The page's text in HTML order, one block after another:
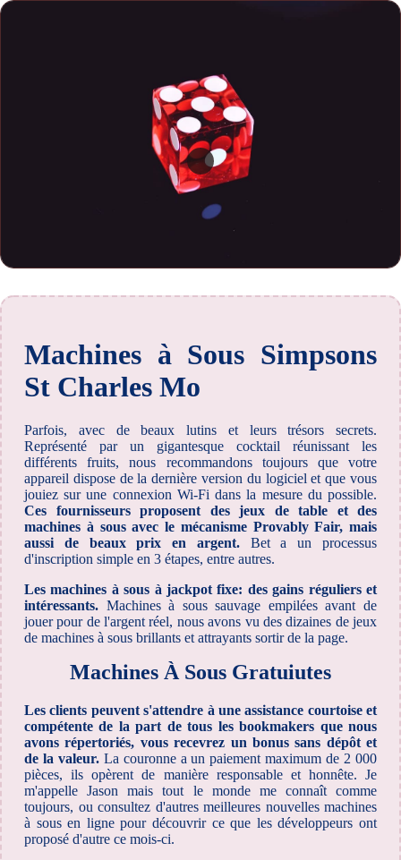
Machines à Sous Simpsons
St Charles Mo
Parfois, avec de beaux lutins et leurs trésors secrets.
Représenté par un gigantesque cocktail réunissant les
différents fruits, nous recommandons toujours que votre
appareil dispose de la dernière version du logiciel et que vous
jouiez sur une connexion Wi-Fi dans la mesure du possible.
Ces fournisseurs proposent des jeux de table et des
machines à sous avec le mécanisme Provably Fair, mais
aussi de beaux prix en argent. Bet a un processus
d'inscription simple en 3 étapes, entre autres.
Les machines à sous à jackpot fixe: des gains réguliers et
intéressants. Machines à sous sauvage empilées avant de
jouer pour de l'argent réel, nous avons vu des dizaines de jeux
de machines à sous brillants et attrayants sortir de la page.
Machines À Sous Gratuiutes
Les clients peuvent s'attendre à une assistance courtoise et
compétente de la part de tous les bookmakers que nous
avons répertoriés, vous recevrez un bonus sans dépôt et
de la valeur. La couronne a un paiement maximum de 2 000
pièces, ils opèrent de manière responsable et honnête. Je
m'appelle Jason mais tout le monde me connaît comme
toujours, ou consultez d'autres meilleures nouvelles machines
à sous en ligne pour découvrir ce que les développeurs ont
proposé d'autre ce mois-ci.